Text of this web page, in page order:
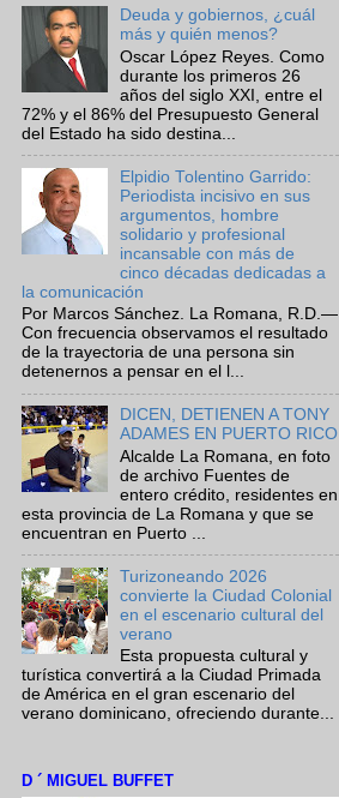
Deuda y gobiernos, ¿cuál
más y quién menos?
Oscar López Reyes. Como
durante los primeros 26
años del siglo XXI, entre el
72% y el 86% del Presupuesto General
del Estado ha sido destina...
Elpidio Tolentino Garrido:
Periodista incisivo en sus
argumentos, hombre
solidario y profesional
incansable con más de
cinco décadas dedicadas a
la comunicación
Por Marcos Sánchez. La Romana, R.D.—
Con frecuencia observamos el resultado
de la trayectoria de una persona sin
detenernos a pensar en el l...
DICEN, DETIENEN A TONY
ADAMES EN PUERTO RICO
Alcalde La Romana, en foto
de archivo Fuentes de
entero crédito, residentes en
esta provincia de La Romana y que se
encuentran en Puerto ...
Turizoneando 2026
convierte la Ciudad Colonial
en el escenario cultural del
verano
Esta propuesta cultural y
turística convertirá a la Ciudad Primada
de América en el gran escenario del
verano dominicano, ofreciendo durante...
D ´ MIGUEL BUFFET